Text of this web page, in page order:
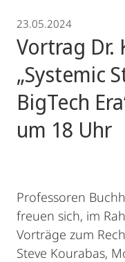
23.05.2024
Vortrag Dr.
„Systemic
BigTech
um 18 Uhr
Professoren
freuen sich, im
Vorträge zum
Steve Kourabas,